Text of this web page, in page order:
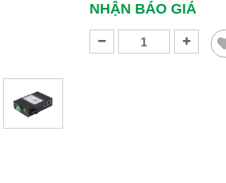
NHẬN BÁO GIÁ